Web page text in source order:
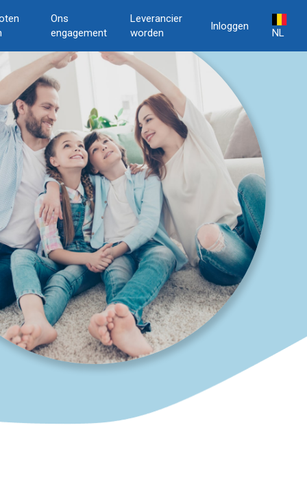
Ons
engagement
Leverancier
worden
Inloggen
NL